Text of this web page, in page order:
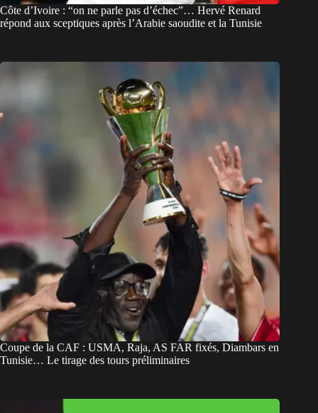
Côte d’Ivoire : “on ne parle pas d’échec”… Hervé Renard
répond aux sceptiques après l’Arabie saoudite et la Tunisie
Coupe de la CAF : USMA, Raja, AS FAR fixés, Diambars en
Tunisie… Le tirage des tours préliminaires